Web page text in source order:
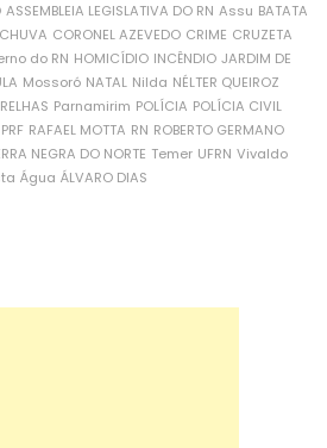
ASSEMBLEIA LEGISLATIVA DO RN Assu BATATA
CHUVA CORONEL AZEVEDO CRIME CRUZETA
do RN HOMICÍDIO INCÊNDIO JARDIM DE
Mossoró NATAL Nilda NÉLTER QUEIROZ
Parnamirim POLÍCIA POLÍCIA CIVIL
PRF RAFAEL MOTTA RN ROBERTO GERMANO
NEGRA DO NORTE Temer UFRN Vivaldo
Água ÁLVARO DIAS